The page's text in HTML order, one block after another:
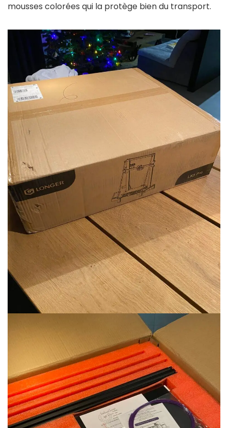
mousses colorées qui la protège bien du transport.